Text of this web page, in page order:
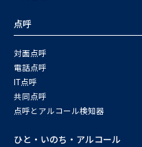
点呼
対面点呼
電話点呼
IT点呼
共同点呼
点呼とアルコール検知器
ひと・いのち・アルコール